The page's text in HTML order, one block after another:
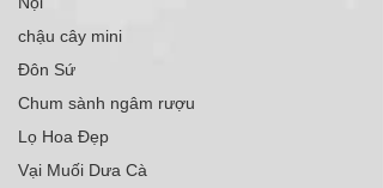
chậu cây mini
Đôn Sứ
Chum sành ngâm rượu
Lọ Hoa Đẹp
Vại Muối Dưa Cà